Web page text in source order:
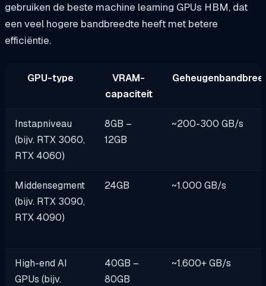
gebruiken de beste machine learning GPUs HBM, dat
een veel hogere bandbreedte heeft met betere
efficiëntie.
GPU-type
VRAM-
capaciteit
Instapniveau
(bijv. RTX 3060,
RTX 4060)
8GB –
12GB
~200-300 GB/s
Middensegment
(bijv. RTX 3090,
RTX 4090)
24GB ~1.000 GB/s
High-end AI
GPUs (bijv.
40GB –
80GB
~1.600+ GB/s